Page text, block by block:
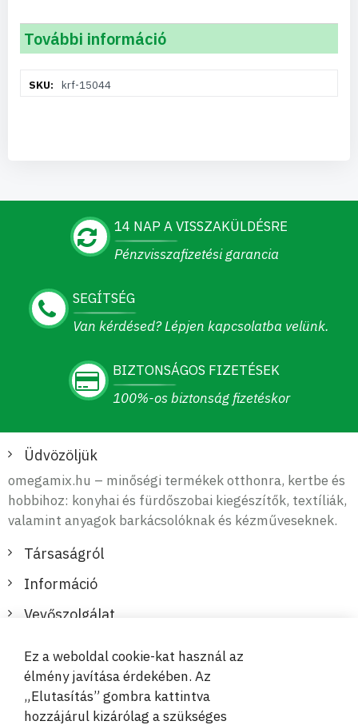
További információ
információkrf-15044
14 NAP A VISSZAKÜLDÉSRE
Pénzvisszafizetési garancia
SEGÍTSÉG
Van kérdésed? Lépjen kapcsolatba velünk.
BIZTONSÁGOS FIZETÉSEK
100%-os biztonság fizetéskor
Üdvözöljük
omegamix.hu – minőségi termékek otthonra, kertbe és
hobbihoz: konyhai és fürdőszobai kiegészítők, textíliák,
valamint anyagok barkácsolóknak és kézműveseknek.
Társaságról
Információ
Vevőszolgálat
Biztonságos és kényelmes fizetések
Ez a weboldal cookie-kat használ az
élmény javítása érdekében. Az
„Elutasítás” gombra kattintva
hozzájárul kizárólag a szükséges